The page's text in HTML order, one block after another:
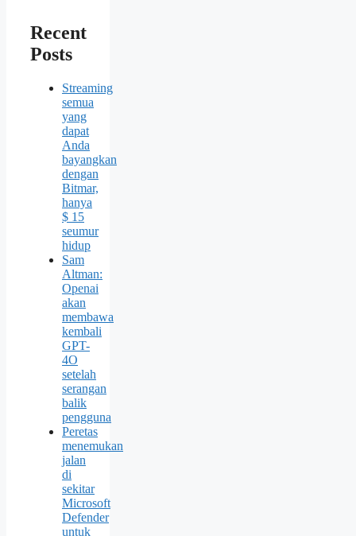
Recent
Posts
Streaming
semua
yang
dapat
Anda
bayangkan
dengan
Bitmar,
hanya
$ 15
seumur
hidup
Sam
Altman:
Openai
akan
membawa
kembali
GPT-
4O
setelah
serangan
balik
pengguna
Peretas
menemukan
jalan
di
sekitar
Microsoft
Defender
untuk